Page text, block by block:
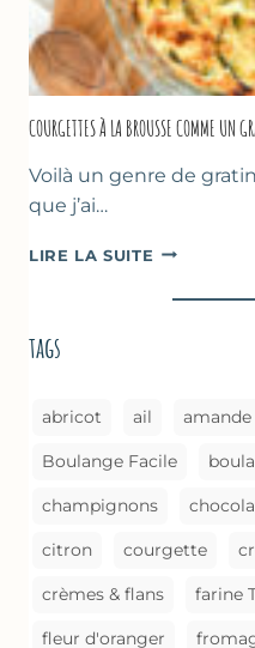
COURGETTES À LA BROUSSE COMME UN
Voilà un genre de
que j’ai…
LIRE LA SUITE
LA
tags
abricot ail amande
Boulange Facile
champignons
citron courgette
crèmes & flans farine
fleur d'oranger